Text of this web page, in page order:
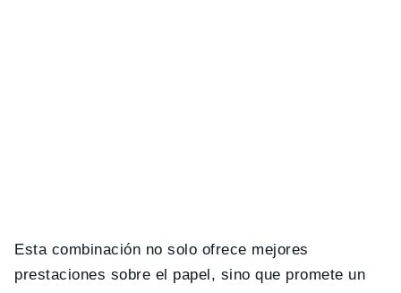
Esta combinación no solo ofrece mejores
prestaciones sobre el papel, sino que promete un